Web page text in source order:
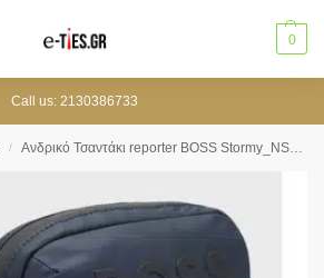
0
Call us: 2130386733
/ Ανδρικό Τσαντάκι reporter BOSS Stormy_NS_Zip